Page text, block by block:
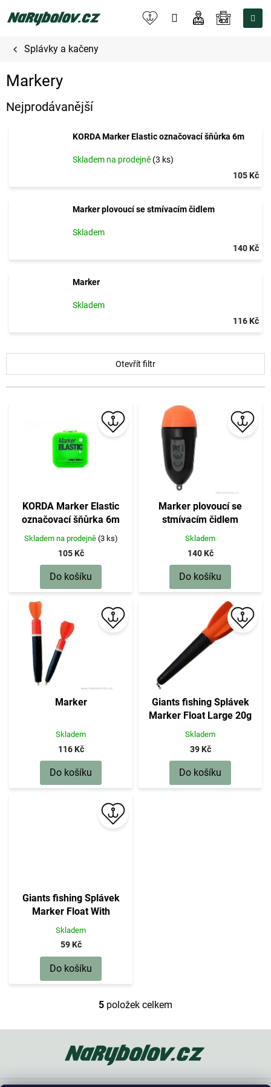
na
NÁKUPNÍ
Splávky a kačeny
Markery
Nejprodávanější
KORDA Marker Elastic označovací šňůrka 6m
Skladem na prodejně (3 ks)
105 Kč
Marker plovoucí se stmívacím čidlem
Skladem
140 Kč
Marker
Skladem
116 Kč
Otevřít filtr
ý
p
KORDA Marker Elastic
označovací šňůrka 6m
Skladem na prodejně (3 ks)
105 Kč
Do košíku
Marker plovoucí se
stmívacím čidlem
Skladem
140 Kč
Do košíku
Marker
Skladem
116 Kč
Do košíku
Giants fishing Splávek
Marker Float Large 20g
Skladem
39 Kč
Do košíku
Giants fishing Splávek
Marker Float With
Interchangeable Fins 12g
Skladem
59 Kč
Do košíku
O
l
á
d
c
5 položek celkem
a